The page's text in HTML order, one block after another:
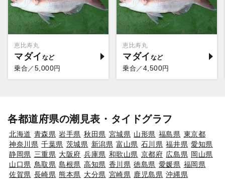
恵比寿丸
マダイ
乗合／ 5,000円
恵比寿丸
マダイ
乗合／ 4,500円
各都道府県の潮見表・タイドグラフ
北海道 青森県 岩手県 秋田県 宮城県 山形県 福島県 東京都
神奈川県 千葉県 茨城県 新潟県 富山県 石川県 福井県 愛知県
静岡県 三重県 大阪府 兵庫県 和歌山県 京都府 広島県 岡山県
山口県 鳥取県 島根県 高知県 香川県 徳島県 愛媛県 福岡県
佐賀県 長崎県 熊本県 大分県 宮崎県 鹿児島県 沖縄県